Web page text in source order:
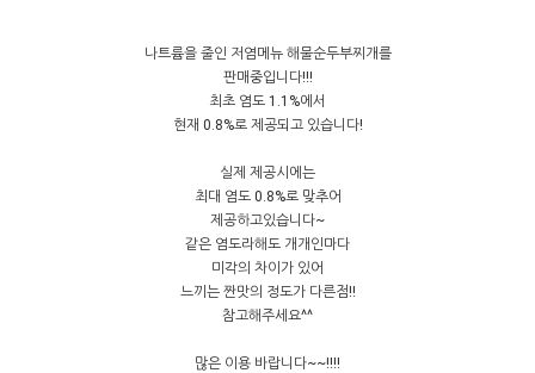
​나트륨을 줄인 저염메뉴 해물순두부찌개를
판매중입니다!!!
최초 염도 1.1%에서
현재 0.8%로 제공되고 있습니다!
실제 제공시에는
최대 염도 0.8%로 맞추어
제공하고있습니다~
같은 염도라해도 개개인마다
미각의 차이가 있어
느끼는 짠맛의 정도가 다른점!!
참고해주세요^^
많은 이용 바랍니다~~!!!!